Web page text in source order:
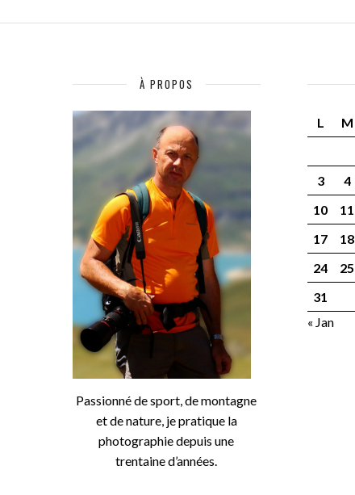
À PROPOS
Passionné de sport, de montagne
et de nature, je pratique la
photographie depuis une
trentaine d’années.
L M
3
4
10
11
17
18
24
25
31
« Jan